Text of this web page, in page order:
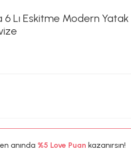
6 Lı Eskitme Modern Yatak
anında 124TLLove Puankazanırsın!